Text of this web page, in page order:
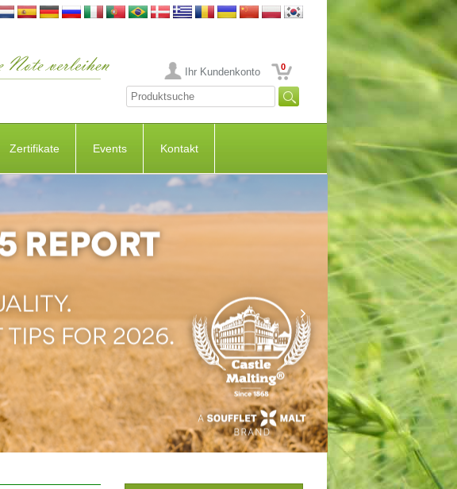
Ihr Kundenkonto 0
Zertifikate Events Kontakt